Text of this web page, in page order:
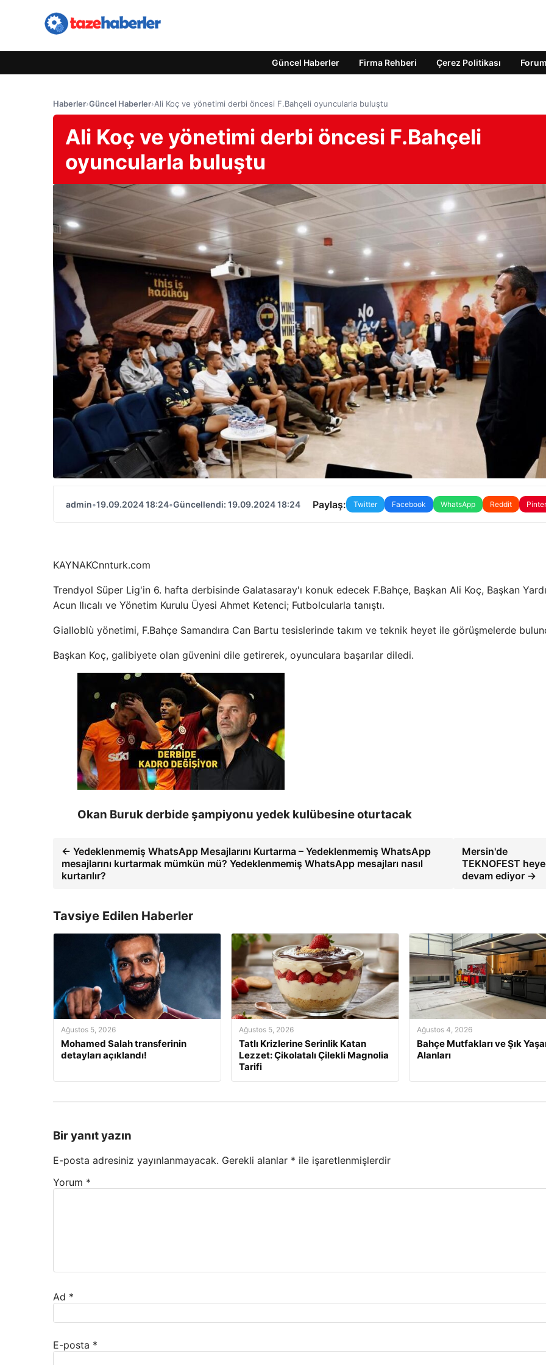
Güncel Haberler Firma Rehberi Çerez Politikası Forum
Haberler›Güncel Haberler›Ali Koç ve yönetimi derbi öncesi F.Bahçeli oyuncularla buluştu
Ali Koç ve yönetimi derbi öncesi F.Bahçeli
oyuncularla buluştu
admin•19.09.2024 18:24•Güncellendi: 19.09.2024 18:24 Paylaş: Twitter Facebook WhatsApp Reddit
KAYNAKCnnturk.com
Trendyol Süper Lig'in 6. hafta derbisinde Galatasaray'ı konuk edecek F.Bahçe, Başkan Ali Koç, Başkan
Acun Ilıcalı ve Yönetim Kurulu Üyesi Ahmet Ketenci; Futbolcularla tanıştı.
Gialloblù yönetimi, F.Bahçe Samandıra Can Bartu tesislerinde takım ve teknik heyet ile görüşmelerde
Başkan Koç, galibiyete olan güvenini dile getirerek, oyunculara başarılar diledi.
Okan Buruk derbide şampiyonu yedek kulübesine oturtacak
← Yedeklenmemiş WhatsApp Mesajlarını Kurtarma – Yedeklenmemiş WhatsApp
mesajlarını kurtarmak mümkün mü? Yedeklenmemiş WhatsApp mesajları nasıl
kurtarılır?
Mersin'de
TEKNOFEST
devam ediyor →
Tavsiye Edilen Haberler
Ağustos 5, 2026
Mohamed Salah transferinin
detayları açıklandı!
Ağustos 5, 2026
Tatlı Krizlerine Serinlik Katan
Lezzet: Çikolatalı Çilekli Magnolia
Tarifi
Ağustos 4, 2026
Bahçe Mutfakları ve Şık
Alanları
Bir yanıt yazın
E-posta adresiniz yayınlanmayacak. Gerekli alanlar * ile işaretlenmişlerdir
Yorum *
Ad *
E-posta *